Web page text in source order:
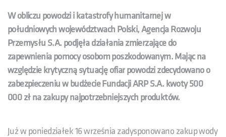
W obliczu powodzi i katastrofy humanitarnej w
południowych województwach Polski, Agencja Rozwoju
Przemysłu S.A. podjęła działania zmierzające do
zapewnienia pomocy osobom poszkodowanym. Mając na
względzie krytyczną sytuację ofiar powodzi zdecydowano o
zabezpieczeniu w budżecie Fundacji ARP S.A. kwoty 500
000 zł na zakupy najpotrzebniejszych produktów.
Już w poniedziałek 16 września zadysponowano zakup wody